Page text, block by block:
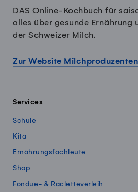
DAS Online-Kochbuch für
alles über gesunde Ernährung
der Schweizer Milch.
Zur Website Milchproduzenten
Services
Schule
Kita
Ernährungsfachleute
Shop
Fondue- & Racletteverleih